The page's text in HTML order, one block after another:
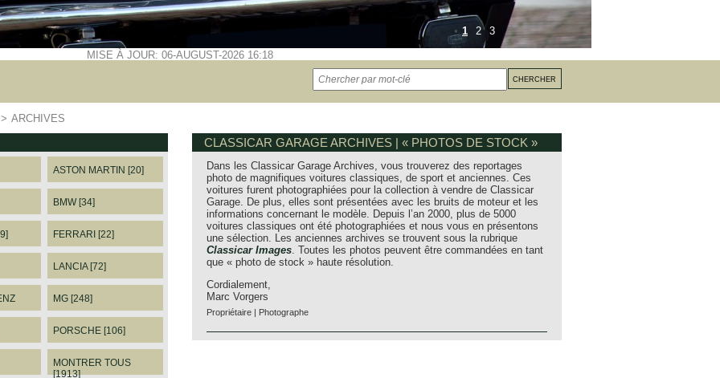
1 2 3
MISE À JOUR: 06-AUGUST-2026 16:18
ARCHIVES
ASTON MARTIN [20]
BMW [34]
FERRARI [22]
LANCIA [72]
MG [248]
PORSCHE [106]
MONTRER TOUS
[1913]
CLASSICAR GARAGE ARCHIVES | « PHOTOS DE STOCK »
Dans les Classicar Garage Archives, vous trouverez des reportages
photo de magnifiques voitures classiques, de sport et anciennes. Ces
voitures furent photographiées pour la collection à vendre de Classicar
Garage. De plus, elles sont présentées avec les bruits de moteur et les
informations concernant le modèle. Depuis l’an 2000, plus de 5000
voitures classiques ont été photographiées et nous vous en présentons
une sélection. Les anciennes archives se trouvent sous la rubrique
Classicar Images. Toutes les photos peuvent être commandées en tant
que « photo de stock » haute résolution.
Cordialement,
Marc Vorgers
Propriétaire | Photographe